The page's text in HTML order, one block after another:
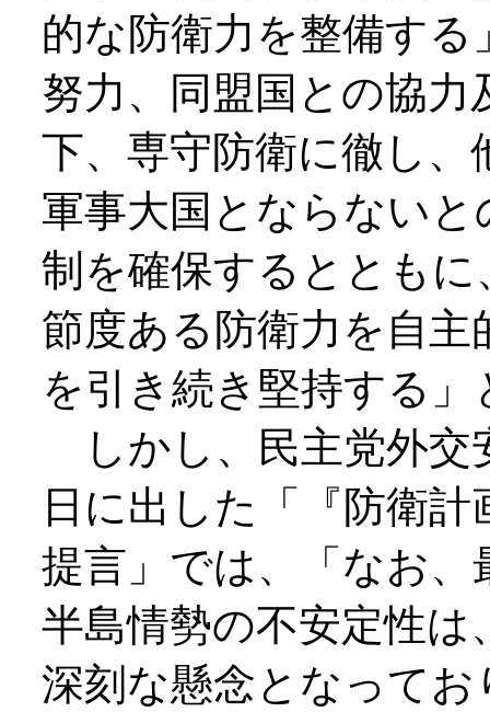
的な防衛力を整備す
努力、同盟国との協
下、専守防衛に徹し
軍事大国とならない
制を確保するととも
節度ある防衛力を自
を引き続き堅持する
しかし、民主党外交
日に出した「『防衛
提言」では、「なお
半島情勢の不安定性は
深刻な懸念となって